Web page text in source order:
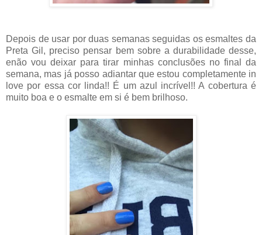
Depois de usar por duas semanas seguidas os esmaltes da
Preta Gil, preciso pensar bem sobre a durabilidade desse,
enão vou deixar para tirar minhas conclusões no final da
semana, mas já posso adiantar que estou completamente in
love por essa cor linda!! É um azul incrível!! A cobertura é
muito boa e o esmalte em si é bem brilhoso.